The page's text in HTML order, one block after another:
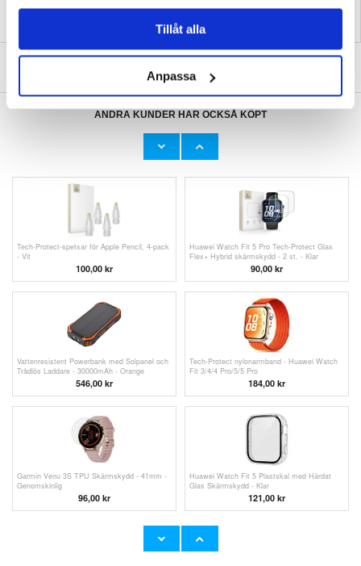
Tillåt alla
Anpassa
SKRIV EN RECENSION
ANDRA KUNDER HAR OCKSÅ KÖPT
Xiaomi Redmi Pad 2 9.7 Tech-Protect Glass
Tech-Protect-spetsar för Apple Pencil, 4-pack
- Vit
100,00 kr
Huawei Watch Fit 5 Pro Tech-Protect Glas
Flex+ Hybrid skärmskydd - 2 st. - Klar
90,00 kr
Vattenresistent Powerbank med Solpanel och
Trådlös Laddare - 30000mAh - Orange
546,00 kr
Tech-Protect nylonarmband - Huawei Watch
Fit 3/4/4 Pro/5/5 Pro
184,00 kr
Garmin Venu 3S TPU Skärmskydd - 41mm -
Genomskinlig
96,00 kr
Huawei Watch Fit 5 Plastskal med Härdat
Glas Skärmskydd - Klar
121,00 kr